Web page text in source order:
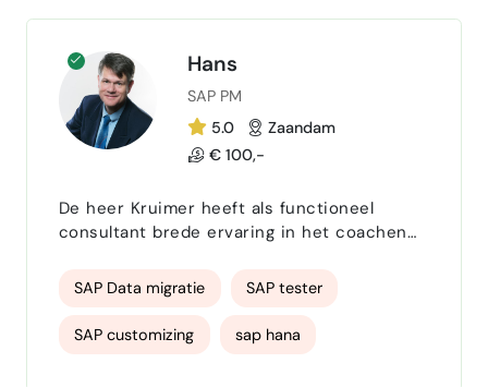
Hans
SAP PM
5.0
Zaandam
€ 100,-
De heer Kruimer heeft als functioneel
consultant brede ervaring in het coachen
analyseren en vertalen van diverse
klantvragen naar SAP-functionaliteit. Dat is
wat hem drijft: de klantprocessen zodanig
inregelen dat hun business maximaal
SAP Data migratie SAP tester
SAP customizing sap hana